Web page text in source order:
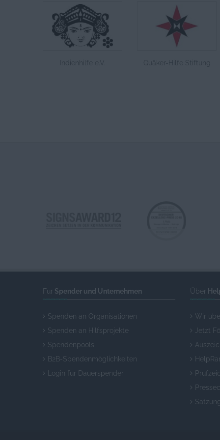
Quäker-Hilfe Stiftung
Für Spender und Unternehmen
Spenden an Organisationen
Spenden an Hilfsprojekte
Spendenpools
B2B-Spendenmöglichkeiten
Login für Dauerspender
Über
Wir
Jetzt
Satzung